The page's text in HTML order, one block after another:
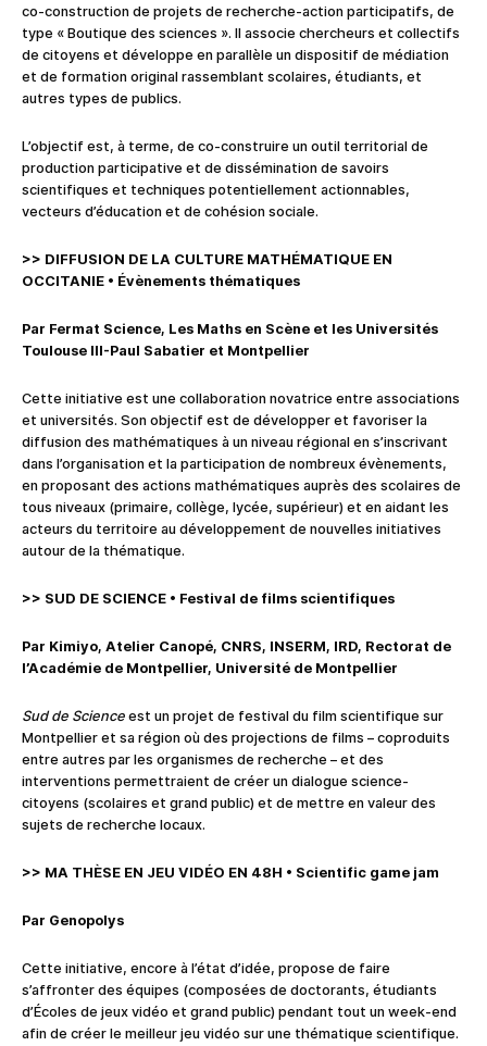
co-construction de projets de recherche-action participatifs, de
type « Boutique des sciences ». Il associe chercheurs et collectifs
de citoyens et développe en parallèle un dispositif de médiation
et de formation original rassemblant scolaires, étudiants, et
autres types de publics.
L’objectif est, à terme, de co-construire un outil territorial de
production participative et de dissémination de savoirs
scientifiques et techniques potentiellement actionnables,
vecteurs d’éducation et de cohésion sociale.
>> DIFFUSION DE LA CULTURE MATHÉMATIQUE EN
OCCITANIE • Évènements thématiques
Par Fermat Science, Les Maths en Scène et les Universités
Toulouse III-Paul Sabatier et Montpellier
Cette initiative est une collaboration novatrice entre associations
et universités. Son objectif est de développer et favoriser la
diffusion des mathématiques à un niveau régional en s’inscrivant
dans l’organisation et la participation de nombreux évènements,
en proposant des actions mathématiques auprès des scolaires de
tous niveaux (primaire, collège, lycée, supérieur) et en aidant les
acteurs du territoire au développement de nouvelles initiatives
autour de la thématique.
>> SUD DE SCIENCE • Festival de films scientifiques
Par Kimiyo, Atelier Canopé, CNRS, INSERM, IRD, Rectorat de
l’Académie de Montpellier, Université de Montpellier
Sud de Science est un projet de festival du film scientifique sur
Montpellier et sa région où des projections de films – coproduits
entre autres par les organismes de recherche – et des
interventions permettraient de créer un dialogue science-
citoyens (scolaires et grand public) et de mettre en valeur des
sujets de recherche locaux.
>> MA THÈSE EN JEU VIDÉO EN 48H • Scientific game jam
Par Genopolys
Cette initiative, encore à l’état d’idée, propose de faire
s’affronter des équipes (composées de doctorants, étudiants
d’Écoles de jeux vidéo et grand public) pendant tout un week-end
afin de créer le meilleur jeu vidéo sur une thématique scientifique.